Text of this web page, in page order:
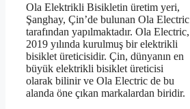
Ola Elektrikli Bisikletin üretim yeri,
Şanghay, Çin’de bulunan Ola Electric
tarafından yapılmaktadır. Ola Electric,
2019 yılında kurulmuş bir elektrikli
bisiklet üreticisidir. Çin, dünyanın en
büyük elektrikli bisiklet üreticisi
olarak bilinir ve Ola Electric de bu
alanda öne çıkan markalardan biridir.